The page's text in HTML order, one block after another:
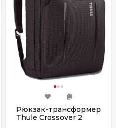
Рюкзак-трансформер
Thule Crossover 2